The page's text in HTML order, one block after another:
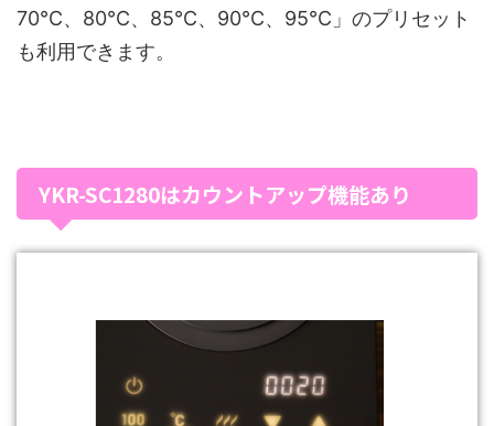
70℃、80℃、85℃、90℃、95℃」のプリセット
も利用できます。
YKR-SC1280はカウントアップ機能あり